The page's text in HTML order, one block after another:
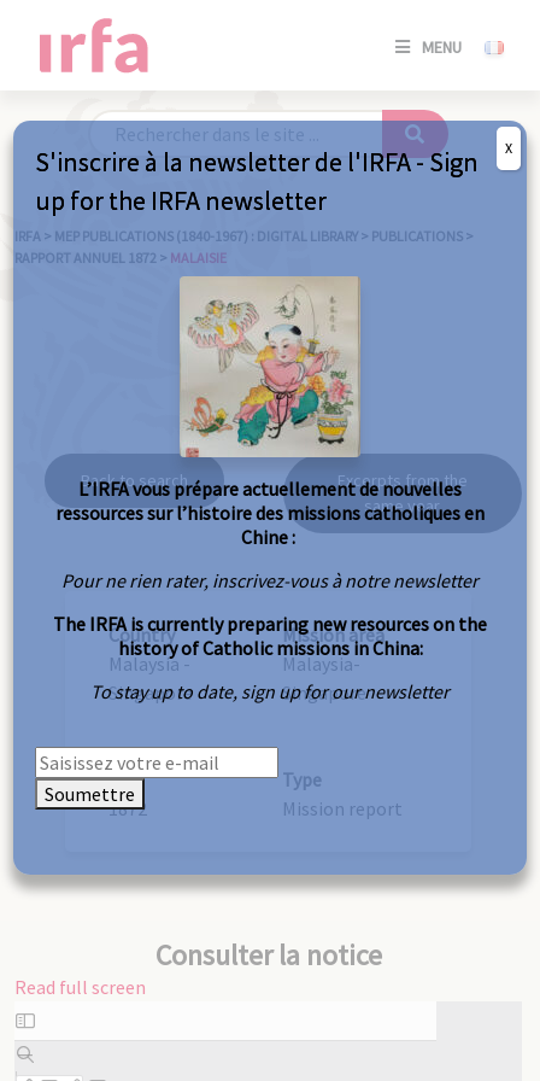
MENU
SE
/
IRFA > MEP PUBLICATIONS (1840-1967) : DIGITAL LIBRARY > PUBLICATIONS >
RAPPORT ANNUEL 1872 > MALAISIE
Malaisie
Back to search
Excerpts from the
same year
Country
Malaysia -
Singapore
Mission area
Malaysia-
Singapore
Year
1872
Type
Mission report
Consulter la notice
Read full screen
Skip
to
PDF
S'inscrire à la newsletter de l'IRFA - Sign
up for the IRFA newsletter
L’IRFA vous prépare actuellement de nouvelles
ressources sur l’histoire des missions catholiques en
Chine :
Pour ne rien rater, inscrivez-vous à notre newsletter
The IRFA is currently preparing new resources on the
history of Catholic missions in China:
To stay up to date, sign up for our newsletter
Soumettre
X